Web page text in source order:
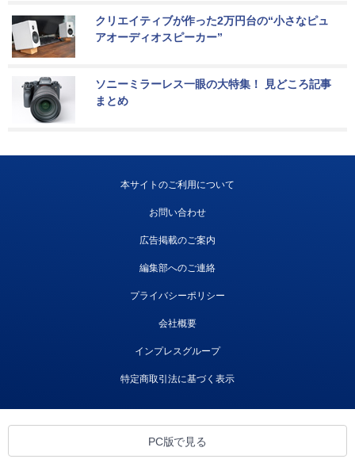
クリエイティブが作った2万円台の“小さなピュ
アオーディオスピーカー”
ソニーミラーレス一眼の大特集！ 見どころ記事
まとめ
本サイトのご利用について
お問い合わせ
広告掲載のご案内
編集部へのご連絡
プライバシーポリシー
会社概要
インプレスグループ
特定商取引法に基づく表示
PC版で見る